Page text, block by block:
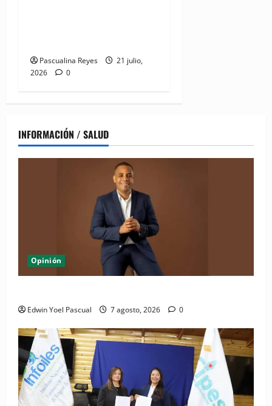
Pascualina Reyes
21 julio,
2026
0
INFORMACIÓN / SALUD
Opinión
Edwin Yoel Pascual 7 agosto, 2026 0